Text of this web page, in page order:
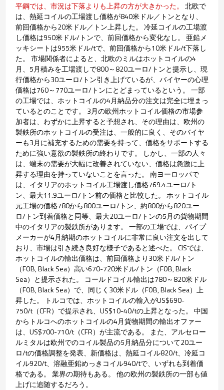
平鋼では、市況は下落よりも上昇の方が大きかった。 北欧で
は、熱延コイルの工場渡し価格が840米ドル／トンとなり、
前回価格から20米ドル／トン上昇した。 冷延コイルの工場渡
し価格は950米ドル/トンで、前回価格から変化なし。 亜鉛メ
ッキシートは955米ドル/tで、前回価格から10米ドル/t下落し
た。 市場関係者によると、北欧のミルはホットコイルの4
月、5月積みを工場渡しで800～820ユーロ/トンと提示し、現
行価格から30ユーロ/トン引き上げているが、バイヤーの心理
価格は760～770ユーロ/トンにとどまっているという。 一部
の工場では、ホットコイルの4月納品分の注文は完全に埋まっ
ているとのことです。 3月の欧州ホットコイル価格の市場参
加者は、わずかに上昇すると予想され、その理由は、欧州の
製鉄所のホットコイルの受注は、一般的に良く、そのバイヤ
ーも3月に補充するための需要を持って、価格をサポートする
ために強い意欲の製鉄所の終わりです。 しかし、一部の人々
は、端末の需要が大幅に改善されていない、価格は急激に上
昇する理由を持っていないことを言った。 南ヨーロッパで
は、イタリアのホットコイル工場渡し価格769.4ユーロ/ト
ン、最大11.9ユーロ/トン前の価格と比較した。 ホットコイル
元工場の価格780から800ユーロ/トン、約800から820ユー
ロ/トン到着価格と同等、最大20ユーロ/トンの5月の貨物期間
中のイタリアの製鉄所があります。 一部の工場では、パイプ
メーカーが4月納期のホットコイルに非常に良い注文を出して
おり、市場は引き続き良好な様子であると述べた。 CISでは、
ホットコイルの輸出価格は、前回価格より30米ドル/トン
（FOB, Black Sea）高い670-720米ドル/トン（FOB, Black
Sea）と提示された。 コールドコイル輸出は780～820米ドル
（FOB, Black Sea）で、同じく30米ドル（FOB, Black Sea）上
昇した。 トルコでは、ホットコイルの輸入がUS$690-
750/t（CFR）で提示され、US$10-40/tの上昇となった。 中国
からトルコへのホットコイルの4月貨物期間の輸出オファー
は、US$700-710/t（CFR）が主流である。 また、アルセロー
ルミタルは欧州でのコイル製品の5月納品分について20ユー
ロ/tの価格調整を発表、新価格は、熱延コイル820/t、冷延コ
イル920/t、溶融亜鉛めっきコイル940/tで、いずれも到着価
格である。 業界の期待もある。 他の欧州の製鉄所の一部も値
上げに追随するだろう。